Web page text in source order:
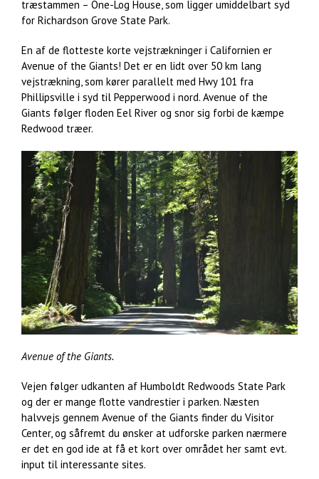
træstammen – One-Log House, som ligger umiddelbart syd
for Richardson Grove State Park.
En af de flotteste korte vejstrækninger i Californien er
Avenue of the Giants! Det er en lidt over 50 km lang
vejstrækning, som kører parallelt med Hwy 101 fra
Phillipsville i syd til Pepperwood i nord. Avenue of the
Giants følger floden Eel River og snor sig forbi de kæmpe
Redwood træer.
Avenue of the Giants.
Vejen følger udkanten af Humboldt Redwoods State Park
og der er mange flotte vandrestier i parken. Næsten
halvvejs gennem Avenue of the Giants finder du Visitor
Center, og såfremt du ønsker at udforske parken nærmere
er det en god ide at få et kort over området her samt evt.
input til interessante sites.